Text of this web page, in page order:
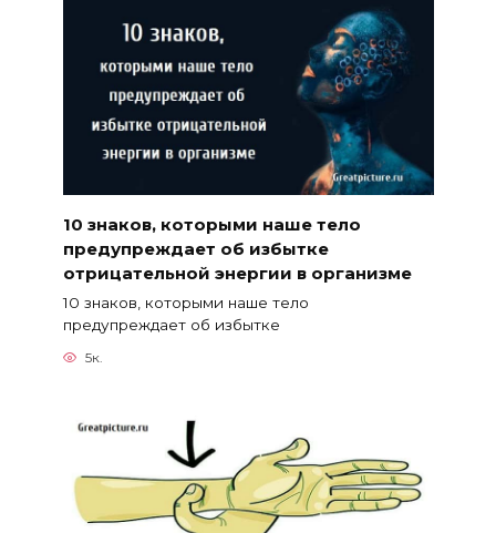
10 знаков, которыми наше тело
предупреждает об избытке
отрицательной энергии в организме
10 знаков, которыми наше тело
предупреждает об избытке
5к.